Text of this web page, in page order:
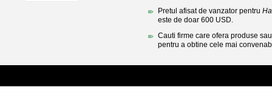
Pretul afisat de vanzator pentru
este de doar 600 USD.
Cauti firme care ofera produse
pentru a obtine cele mai